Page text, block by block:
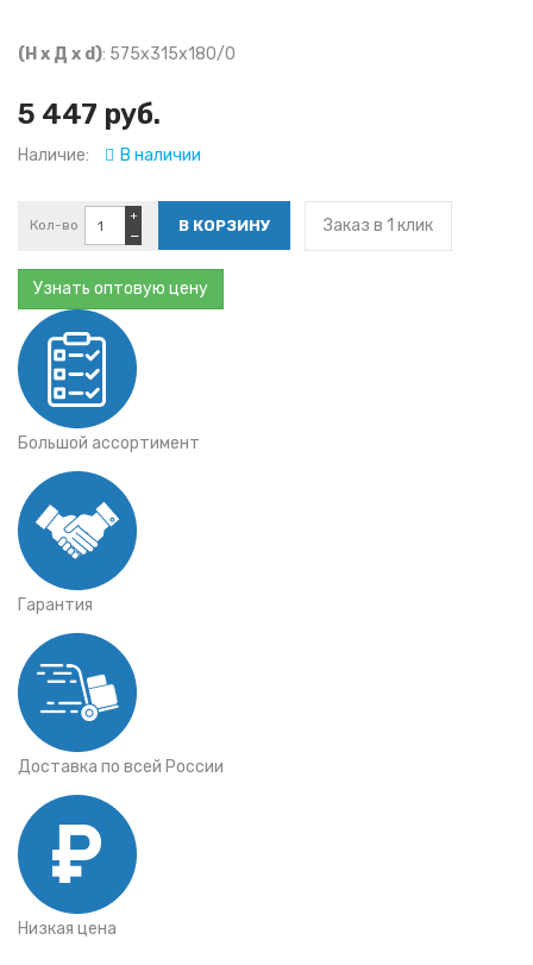
(Н х Д х d): 575x315x180/0
5 447 руб.
Наличие: В наличии
Кол-во
−
+ Заказ в 1 клик
Узнать оптовую цену
Большой ассортимент
Гарантия
Доставка по всей России
Низкая цена